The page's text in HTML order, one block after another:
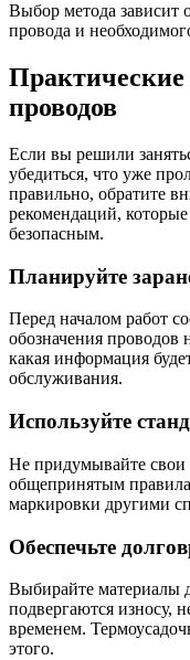
Выбор метода зависит
провода и
Практические
проводов
Если вы решили
убедиться, что уже
правильно, обратите
рекомендаций,
безопасным.
Планируйте
Перед началом работ
обозначения проводов
какая информация
обслуживания.
Используйте
Не придумывайте свои
общепринятым
маркировки другими
Обеспечьте
Выбирайте материалы
подвергаются износу,
временем.
этого.